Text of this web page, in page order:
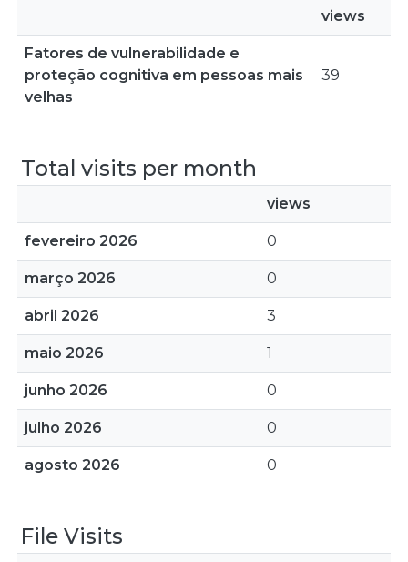
views
Fatores de vulnerabilidade e
proteção cognitiva em pessoas mais
velhas
39
Total visits per month
views
fevereiro 2026 0
março 2026 0
abril 2026 3
maio 2026 1
junho 2026 0
julho 2026 0
agosto 2026 0
File Visits